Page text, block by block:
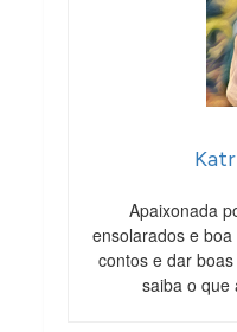
Apaixonada
ensolarados e
contos e dar
saiba o que